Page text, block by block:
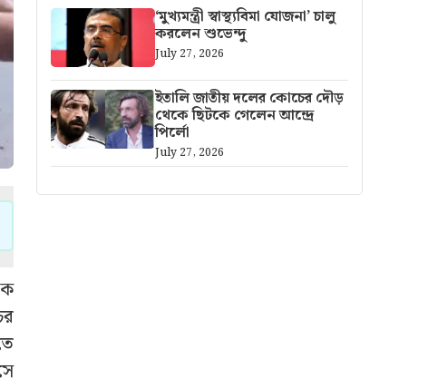
‘মুখ্যমন্ত্রী স্বাস্থ্যবিমা যোজনা’ চালু
করলেন শুভেন্দু
July 27, 2026
ইতালি জাতীয় দলের কোচের দৌড়
থেকে ছিটকে গেলেন আন্দ্রে
পির্লো
July 27, 2026